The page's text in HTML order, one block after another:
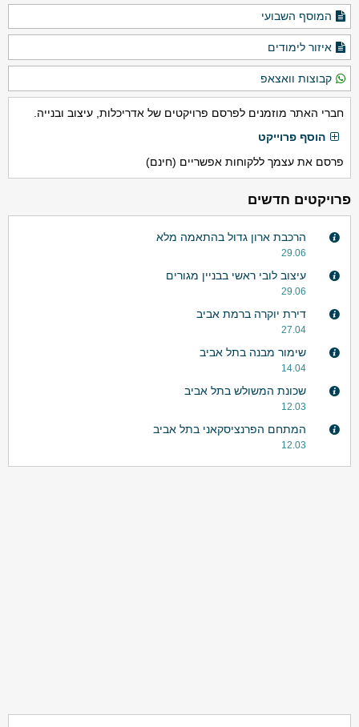
המוסף השבועי
איזור לימודים
קבוצות וואצאפ
חברי האתר מוזמנים לפרסם פרויקטים של אדריכלות, עיצוב ובנייה.
הוסף פרוייקט
פרסם את עצמך ללקוחות אפשריים (חינם)
פרויקטים חדשים
הרכבת ארון גדול בהתאמה מלא
29.06
עיצוב לובי ראשי בבניין מגורים
29.06
דירת יוקרה ברמת אביב
27.04
שימור מבנה בתל אביב
14.04
שכונת המשולש בתל אביב
12.03
המתחם הפרנציסקאני בתל אביב
12.03